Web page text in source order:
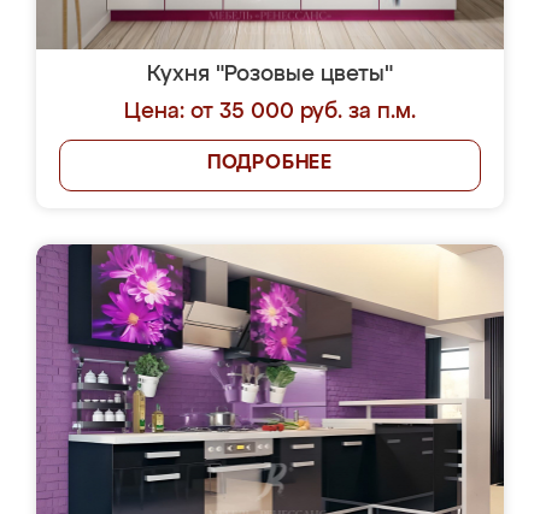
Кухня "Розовые цветы"
Цена: от 35 000 руб. за п.м.
ПОДРОБНЕЕ